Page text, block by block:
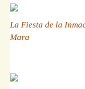
La Fiesta de la
Mara